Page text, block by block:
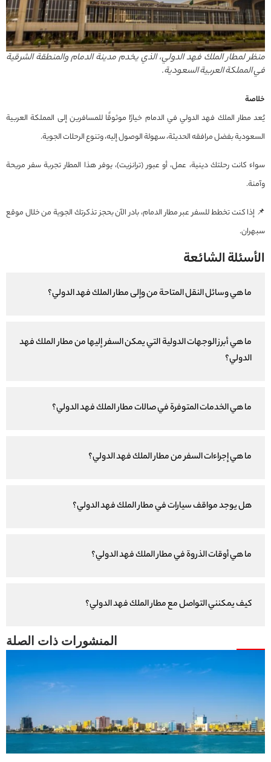
منظر لمطار الملك فهد الدولي، الذي يخدم مدينة الدمام والمنطقة الشرقية
في المملكة العربية السعودية.
خلاصة
يُعد مطار الملك فهد الدولي في الدمام خيارًا موثوقًا للمسافرين إلى المملكة العربية
السعودية بفضل مرافقه الحديثة، سهولة الوصول إليه، وتنوع الرحلات الجوية.
سواء كانت رحلتك دينية، عمل، أو عبور (ترانزيت)، يوفر هذا المطار تجربة سفر مريحة
وآمنة.
📌 إذا كنت تخطط للسفر عبر مطار الدمام، بادر الآن بحجز تذكرتك الجوية من خلال موقع
سبهران.
الأسئلة الشائعة
ما هي وسائل النقل المتاحة من وإلى مطار الملك فهد الدولي؟
ما هي أبرز الوجهات الدولية التي يمكن السفر إليها من مطار الملك فهد
الدولي؟
ما هي الخدمات المتوفرة في صالات مطار الملك فهد الدولي؟
ما هي إجراءات السفر من مطار الملك فهد الدولي؟
هل يوجد مواقف سيارات في مطار الملك فهد الدولي؟
ما هي أوقات الذروة في مطار الملك فهد الدولي؟
كيف يمكنني التواصل مع مطار الملك فهد الدولي؟